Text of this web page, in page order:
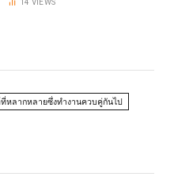
14 VIEWS
หลากหลายซึ่งทำงานควบคู่กันไป